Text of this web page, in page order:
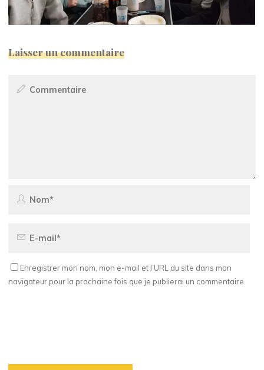
Laisser un commentaire
Enregistrer mon nom, mon e-mail et l’URL du site dans mon
navigateur pour la prochaine fois que je publierai un commentaire.